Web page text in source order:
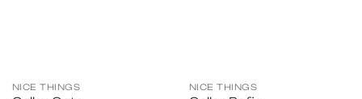
NICE THINGS NICE THINGS